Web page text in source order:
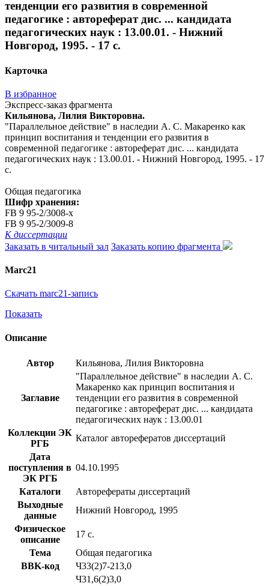
тенденции его развития в современной
педагогике : автореферат дис. ... кандидата
педагогических наук : 13.00.01. - Нижний
Новгород, 1995. - 17 с.
Карточка
В избранное
Экспресс-заказ фрагмента
Кильянова, Лилия Викторовна.
"Параллельное действие" в наследии А. С. Макаренко как
принцип воспитания и тенденции его развития в
современной педагогике : автореферат дис. ... кандидата
педагогических наук : 13.00.01. - Нижний Новгород, 1995. - 17
с.
Общая педагогика
Шифр хранения:
FB 9 95-2/3008-x
FB 9 95-2/3009-8
К диссертации
Заказать в читальный зал Заказать копию фрагмента
Marc21
Скачать marc21-запись
Показать
Описание
Автор Кильянова, Лилия Викторовна
Заглавие
"Параллельное действие" в наследии А. С.
Макаренко как принцип воспитания и
тенденции его развития в современной
педагогике : автореферат дис. ... кандидата
педагогических наук : 13.00.01
Коллекции ЭК
РГБ
Каталог авторефератов диссертаций
Дата
поступления в
ЭК РГБ
04.10.1995
Каталоги
Авторефераты диссертаций
Выходные
данные
Нижний Новгород, 1995
Физическое
описание
17 с.
Тема
Общая педагогика
BBK-код
Ч33(2)7-213,0
Ч31,6(2)3,0